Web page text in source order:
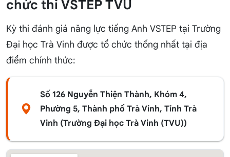
chức thi VSTEP TVU
Kỳ thi đánh giá năng lực tiếng Anh VSTEP tại Trường
Đại học Trà Vinh được tổ chức thống nhất tại địa
điểm chính thức:
Số 126 Nguyễn Thiện Thành, Khóm 4,
Phường 5, Thành phố Trà Vinh, Tỉnh Trà
Vinh (Trường Đại học Trà Vinh (TVU))